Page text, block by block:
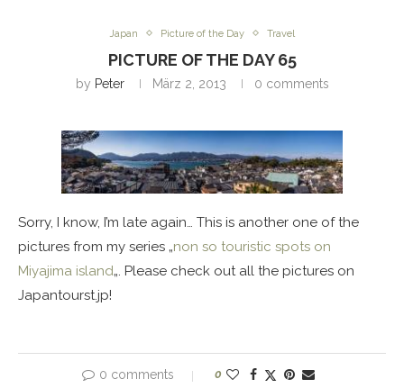
Japan Picture of the Day Travel
PICTURE OF THE DAY 65
by Peter März 2, 2013 0 comments
Sorry, I know, I’m late again… This is another one of the
pictures from my series „non so touristic spots on
Miyajima island„. Please check out all the pictures on
Japantourst.jp!
0 comments 0